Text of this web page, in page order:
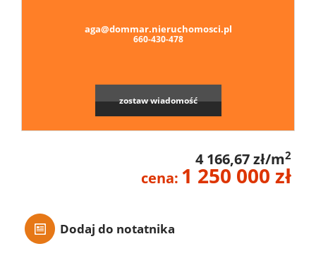
aga@dommar.nieruchomosci.pl
660-430-478
zostaw wiadomość
4 166,67 zł/m2
cena: 1 250 000 zł
Dodaj do notatnika